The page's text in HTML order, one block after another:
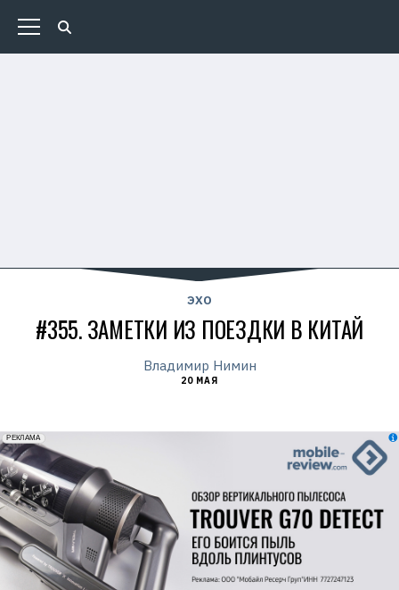
ЭХО
#355. ЗАМЕТКИ ИЗ ПОЕЗДКИ В КИТАЙ
Владимир Нимин
20 МАЯ
erid: 2VfnxxmNzs5
РЕКЛАМА